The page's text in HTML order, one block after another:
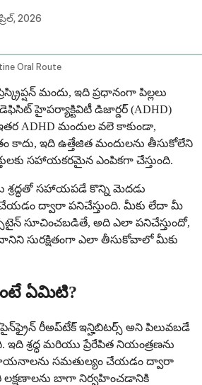
2026
Oral Route
మందు, ఇది ప్రధానంగా పిల్లలు
హైపర్యాక్టివిటీ డిజార్డర్ (ADHD)
ADHD మందుల వలె కాకుండా,
కాదు, ఇది ఉత్తేజిత మందులను తీసుకోలేని
సహాయకరమైన ఎంపికగా చేస్తుంది.
శ్రద్ధతో సహాయపడే కొన్ని మెదడు
ద్వారా పనిచేస్తుంది. మీకు లేదా మీ
సూచించబడితే, అది ఎలా పనిచేస్తుందో,
సురక్షితంగా ఎలా తీసుకోవాలో మీకు
ఏమిటి?
రీఅప్‌టేక్ ఇన్హిబిటర్స్ అని పిలువబడే
శ్రద్ధ మరియు ప్రేరేపిత నియంత్రణను
సమతుల్యం చేయడం ద్వారా
లక్షణాలను బాగా నిర్వహించడానికి